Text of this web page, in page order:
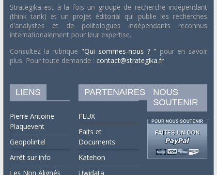
Strategika est à la fois un groupe de recherche indépendant
(think tank) et un projet éditorial qui publie les recherches
d'analystes et de politologues indépendants reconnus
internationalement pour leur expertise.
Consultez la rubrique "Qui sommes-nous ? " pour en savoir
plus. Pour toute demande : contact@strategika.fr
LIENS
Pierre Antoine
Plaquevent
Geopolintel
Arrêt sur info
Les Non Alignés
PARTENAIRES
FLUX
Faits et
Documents
Katehon
Uwidata
NOUS
SOUTENIR